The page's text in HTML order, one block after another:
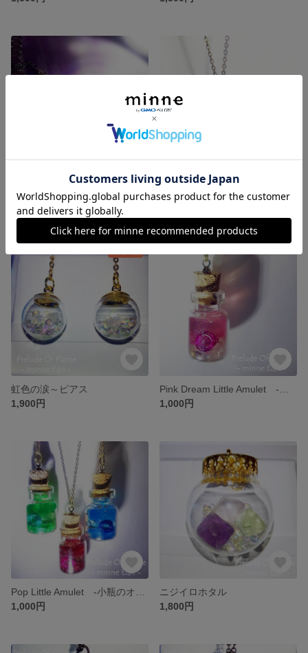
氷の一葉 -透明な煌めき- ～ネックレス・ペンダント
1,500円
虹色の涙
1,400円
虹色の涙～ピアス
1,900円
1,000円
1,000円
ニジイロホタル
1,800円